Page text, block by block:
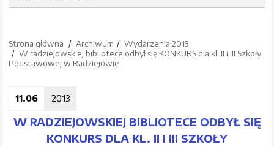
Strona główna Archiwum
Wydarzenia 2013
W radziejowskiej bibliotece odbył się KONKURS dla kl. II i III Szkoły
Podstawowej w Radziejowie
11.06 2013
W RADZIEJOWSKIEJ BIBLIOTECE ODBYŁ SIĘ
KONKURS DLA KL. II I III SZKOŁY